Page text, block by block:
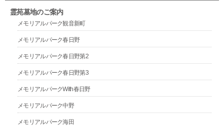
霊苑墓地のご案内
メモリアルパーク観音新町
メモリアルパーク春日野
メモリアルパーク春日野第2
メモリアルパーク春日野第3
メモリアルパークWith春日野
メモリアルパーク中野
メモリアルパーク海田